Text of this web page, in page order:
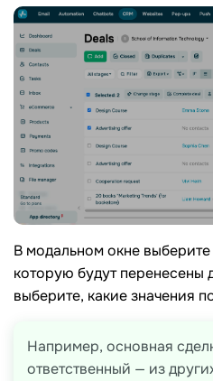
В модальном окне
которую будут перенесены
выберите, какие значения
Например, основная
ответственный — из